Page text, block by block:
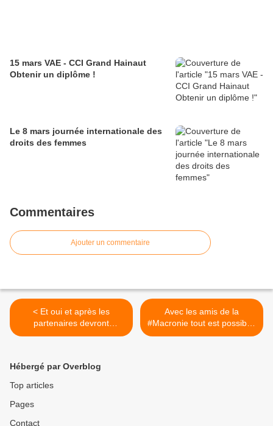
15 mars VAE - CCI Grand Hainaut
Obtenir un diplôme !
Le 8 mars journée internationale des
droits des femmes
Commentaires
Ajouter un commentaire
< Et oui et après les
partenaires devront
augmenter...
Avec les amis de la
#Macronie tout est possible.
... >
Hébergé par Overblog
Top articles
Pages
Contact